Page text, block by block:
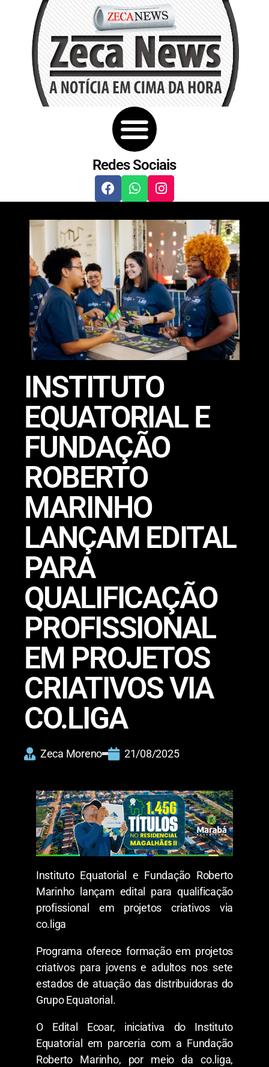
Redes Sociais
INSTITUTO
EQUATORIAL E
FUNDAÇÃO
ROBERTO
MARINHO
LANÇAM EDITAL
PARA
QUALIFICAÇÃO
PROFISSIONAL
EM PROJETOS
CRIATIVOS VIA
CO.LIGA
Zeca Moreno 21/08/2025
Instituto Equatorial e Fundação Roberto
Marinho lançam edital para qualificação
profissional em projetos criativos via
co.liga
Programa oferece formação em projetos
criativos para jovens e adultos nos sete
estados de atuação das distribuidoras do
Grupo Equatorial.
O Edital Ecoar, iniciativa do Instituto
Equatorial em parceria com a Fundação
Roberto Marinho, por meio da co.liga,